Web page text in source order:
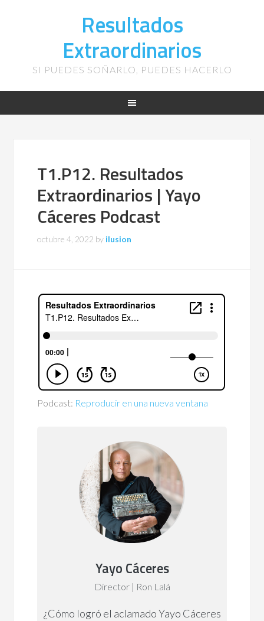
Resultados
Extraordinarios
SI PUEDES SOÑARLO, PUEDES HACERLO
T1.P12. Resultados
Extraordinarios | Yayo
Cáceres Podcast
octubre 4, 2022 by ilusion
Podcast: Reproducir en una nueva ventana
Yayo Cáceres
Director | Ron Lalá
¿Cómo logró el aclamado Yayo Cáceres